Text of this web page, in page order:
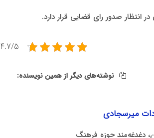
4.7/5 - (4 نفر)
نوشته‌های دیگر از همین نویسنده:
میرسجادی
دغدغه‌مند حوزه فرهنگ